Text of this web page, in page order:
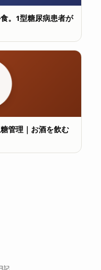
。1型糖尿病患者が
管理｜お酒を飲む
記.